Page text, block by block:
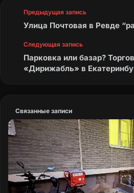
Предыдущая запись
Улица Почтовая в Ревде
Следующая запись
Парковка или базар?
«Дирижабль» в
Связанные записи